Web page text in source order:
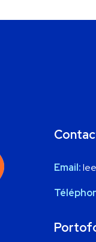
Email: